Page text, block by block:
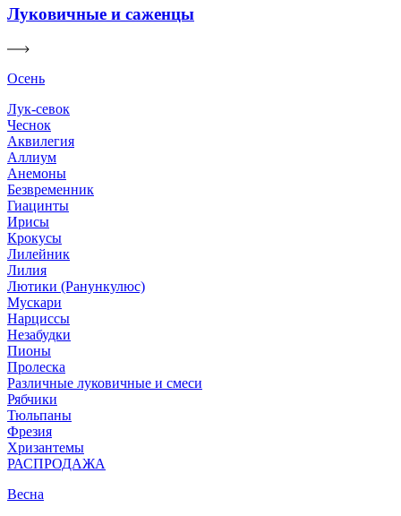
Луковичные и саженцы
Осень
Лук-севок
Чеснок
Аквилегия
Аллиум
Анемоны
Безвременник
Гиацинты
Ирисы
Крокусы
Лилейник
Лилия
Лютики (Ранункулюс)
Мускари
Нарцисcы
Незабудки
Пионы
Пролеска
Различные луковичные и смеси
Рябчики
Тюльпаны
Фрезия
Хризантемы
РАСПРОДАЖА
Весна